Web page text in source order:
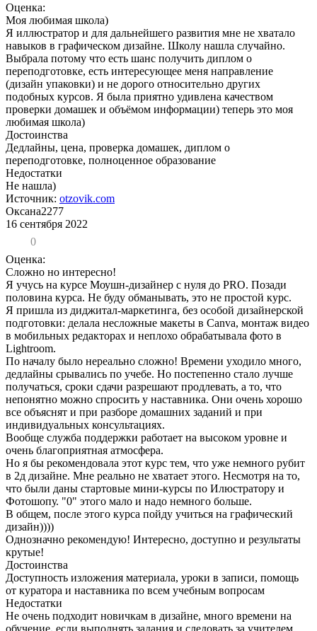
Оценка:
Моя любимая школа)
Я иллюстратор и для дальнейшего развития мне не хватало
навыков в графическом дизайне. Школу нашла случайно.
Выбрала потому что есть шанс получить диплом о
переподготовке, есть интересующее меня направление
(дизайн упаковки) и не дорого относительно других
подобных курсов. Я была приятно удивлена качеством
проверки домашек и объёмом информации) теперь это моя
любимая школа)
Достоинства
Дедлайны, цена, проверка домашек, диплом о
переподготовке, полноценное образование
Недостатки
Не нашла)
Источник: otzovik.com
Оксана2277
16 сентября 2022
0
Оценка:
Сложно но интересно!
Я учусь на курсе Моушн-дизайнер c нуля до PRO. Позади
половина курса. Не буду обманывать, это не простой курс.
Я пришла из диджитал-маркетинга, без особой дизайнерской
подготовки: делала несложные макеты в Саnva, монтаж видео
в мобильных редакторах и неплохо обрабатывала фото в
Lightroom.
По началу было нереально сложно! Времени уходило много,
дедлайны срывались по учебе. Но постепенно стало лучше
получаться, сроки сдачи разрешают продлевать, а то, что
непонятно можно спросить у наставника. Они очень хорошо
все объяснят и при разборе домашних заданий и при
индивидуальных консультациях.
Вообще служба поддержки работает на высоком уровне и
очень благоприятная атмосфера.
Но я бы рекомендовала этот курс тем, что уже немного рубит
в 2д дизайне. Мне реально не хватает этого. Несмотря на то,
что были даны стартовые мини-курсы по Илюстратору и
Фотошопу. "0" этого мало и надо немного больше.
В общем, после этого курса пойду учиться на графический
дизайн))))
Однозначно рекомендую! Интересно, доступно и результаты
крутые!
Достоинства
Доступность изложения материала, уроки в записи, помощь
от куратора и наставника по всем учебным вопросам
Недостатки
Не очень подходит новичкам в дизайне, много времени на
обучение, если выполнять задания и следовать за учителем